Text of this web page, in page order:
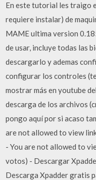
En este tutorial les traigo
requiere instalar) de
MAME ultima version
de usar, incluye todas las
descargarlo y ademas
configurar los controles
mostrar más en youtube
descarga de los archivos
pongo aquí por si acaso
are not allowed to view
- You are not allowed to
votos) - Descargar
Descarga Xpadder gratis